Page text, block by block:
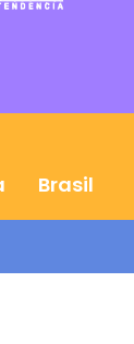
Brasil